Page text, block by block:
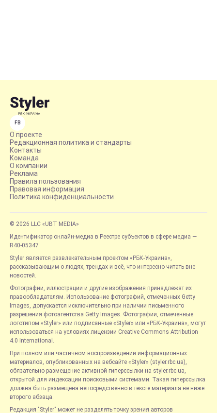
FB
О проекте
Редакционная политика и стандарты
Контакты
Команда
О компании
Реклама
Правила пользования
Правовая информация
Политика конфиденциальности
© 2026 LLC «UBT MEDIA»
Идентификатор онлайн-медиа в Реестре субъектов в сфере медиа —
R40-05347
Styler является развлекательным проектом «РБК-Украина»,
рассказывающим о людях, трендах и всё, что интересно читать вне
новостей.
Фотографии, иллюстрации и другие изображения принадлежат их
правообладателям. Использование фотографий, отмеченных Getty
Images, допускается исключительно при наличии письменного
разрешения фотоагентства Getty Images. Фотографии, отмеченные
логотипом «Styler» или подписанные «Styler» или «РБК-Украина», могут
использоваться на условиях лицензии Creative Commons Attribution
4.0 International.
При полном или частичном воспроизведении информационных
материалов, опубликованных на вебсайте «Styler» (styler.rbc.ua),
обязательно размещение активной гиперссылки на styler.rbc.ua,
открытой для индексации поисковыми системами. Такая гиперссылка
должна быть размещена непосредственно в тексте материала не ниже
второго абзаца.
Редакция "Styler" может не разделять точку зрения авторов